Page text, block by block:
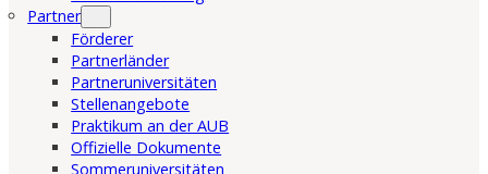
Partner
Förderer
Partnerländer
Partneruniversitäten
Stellenangebote
Praktikum an der AUB
Offizielle Dokumente
Sommeruniversitäten